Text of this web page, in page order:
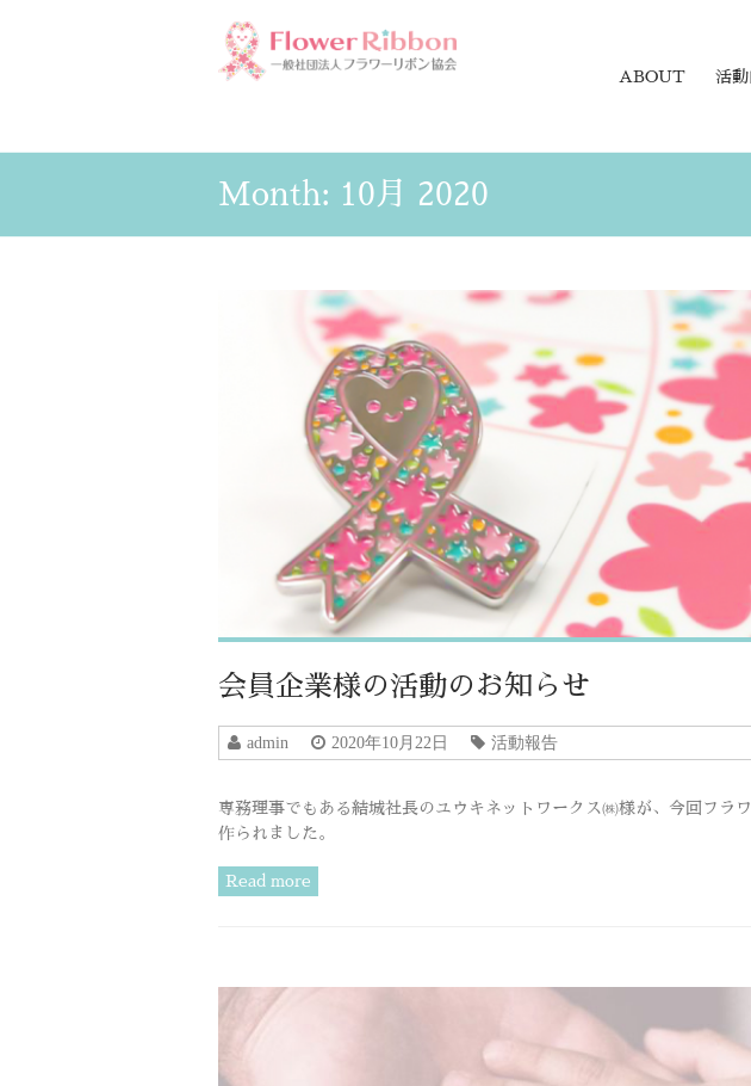
ABOUT 活
Month: 10月 2020
会員企業様の活動のお知らせ
admin 2020年10月22日 活動報告
専務理事でもある結城社長のユウキネットワークス㈱様が、今回フラ
作られました。
Read more